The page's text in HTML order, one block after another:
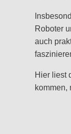
Roboter
auch
Hier liest
kommen,